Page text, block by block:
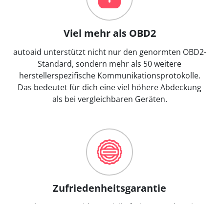
Viel mehr als OBD2
autoaid unterstützt nicht nur den genormten OBD2-
Standard, sondern mehr als 50 weitere
herstellerspezifische Kommunikationsprotokolle.
Das bedeutet für dich eine viel höhere Abdeckung
als bei vergleichbaren Geräten.
Zufriedenheitsgarantie